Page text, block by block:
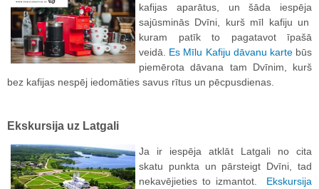
kafijas aparātus, un šāda iespēja
sajūsminās Dvīni, kurš mīl kafiju un
kuram patīk to pagatavot īpašā
veidā. Es Mīlu Kafiju dāvanu kartebūs
piemērota dāvana tam Dvīnim, kurš
bez kafijas nespēj iedomāties savus rītus un pēcpusdienas.
Ekskursija uz Latgali
Ja ir iespēja atklāt Latgali no cita
skatu punkta un pārsteigt Dvīni, tad
nekavējieties to izmantot. Ekskursija